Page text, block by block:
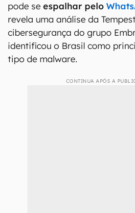
pode se espalhar pelo
revela uma análise da
cibersegurança do grupo
identificou o Brasil como
tipo de malware.
CONTINUA APÓS A